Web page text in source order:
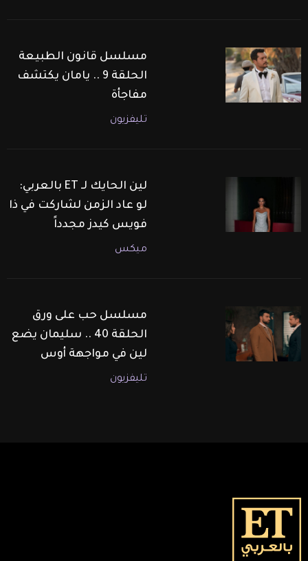
مسلسل قانون الطبيعة
الحلقة 9 .. يامان يكتشف
مفاجأة
تليفزيون
لين الحايك لـ ET بالعربي:
لو عاد الزمن لشاركت في ذا
فويس كيدز مجدداً
ميكس
مسلسل حب على ورق
الحلقة 40 .. سليمان يضع
لين في مواجهة أوس
تليفزيون